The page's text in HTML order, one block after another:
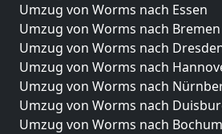
Umzug von Worms nach Essen
Umzug von Worms nach Bremen
Umzug von Worms nach
Umzug von Worms nach
Umzug von Worms nach
Umzug von Worms nach
Umzug von Worms nach Bochum